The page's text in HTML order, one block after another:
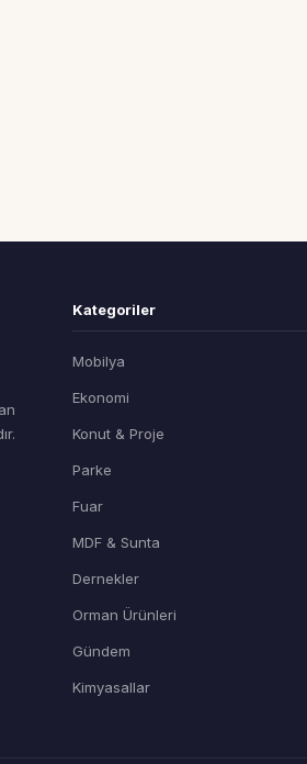
Kategoriler
Mobilya
Ekonomi
Konut & Proje
Parke
Fuar
MDF & Sunta
Dernekler
Orman Ürünleri
Gündem
Kimyasallar